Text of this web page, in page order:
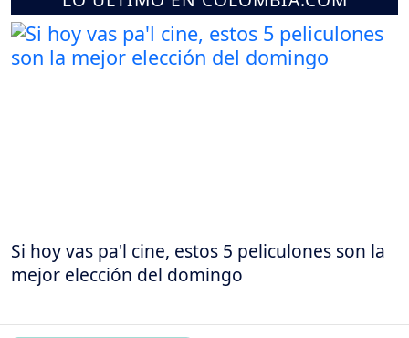
Si hoy vas pa'l cine, estos 5 peliculones son la
mejor elección del domingo